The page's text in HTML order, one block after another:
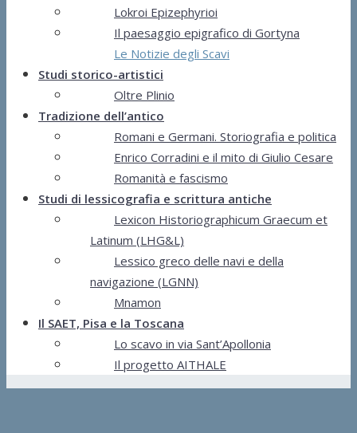
Lokroi Epizephyrioi
Il paesaggio epigrafico di Gortyna
Le Notizie degli Scavi
Studi storico-artistici
Oltre Plinio
Tradizione dell’antico
Romani e Germani. Storiografia e politica
Enrico Corradini e il mito di Giulio Cesare
Romanità e fascismo
Studi di lessicografia e scrittura antiche
Lexicon Historiographicum Graecum et
Latinum (LHG&L)
Lessico greco delle navi e della
navigazione (LGNN)
Mnamon
Il SAET, Pisa e la Toscana
Lo scavo in via Sant’Apollonia
Il progetto AITHALE